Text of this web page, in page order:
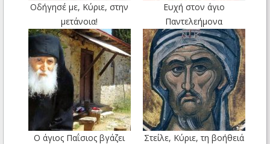
Οδήγησέ με, Κύριε, στην
μετάνοια!
Ευχή στον άγιο
Παντελεήμονα
Ο άγιος Παΐσιος βγάζει
Στείλε, Κύριε, τη βοήθειά